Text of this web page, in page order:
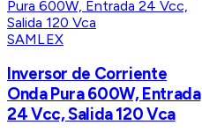
SAMLEX
Inversor de Corriente
Onda Pura 600W, Entrada
24 Vcc, Salida 120 Vca